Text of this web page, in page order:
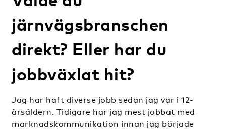
järnvägsbranschen
direkt? Eller har du
jobbväxlat hit?
Jag har haft diverse jobb sedan jag var i 12-
årsåldern. Tidigare har jag mest jobbat med
marknadskommunikation innan jag började